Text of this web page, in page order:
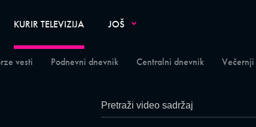
KURIR TELEVIZIJA
vesti Podnevni dnevnik Centralni dnevnik
JOŠ